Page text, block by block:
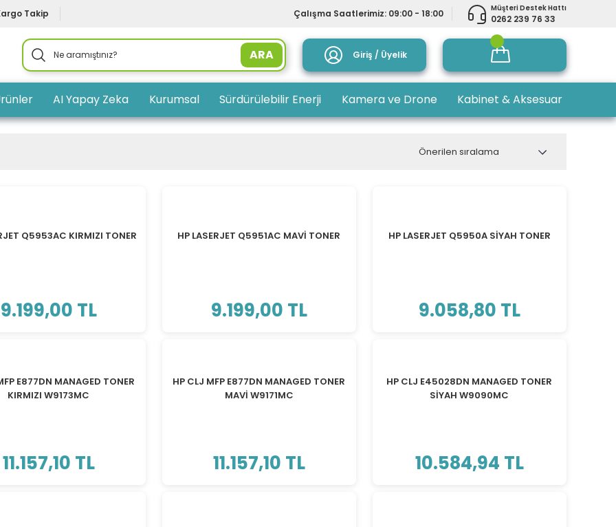
Takip Çalışma Saatlerimiz: 09:00 - 18:00 Müşteri Destek Hattı
0262 239 76 33
ARA Giriş / Üyelik
AI Yapay Zeka Kurumsal Sürdürülebilir Enerji Kamera ve Drone Kabinet & Aksesuar
Q5953AC KIRMIZI TONER
9.199,00 TL
HP LASERJET Q5951AC MAVİ TONER
9.199,00 TL
HP LASERJET Q5950A SİYAH TONER
9.058,80 TL
E877DN MANAGED TONER
KIRMIZI W9173MC
11.157,10 TL
HP CLJ MFP E877DN MANAGED TONER
MAVİ W9171MC
11.157,10 TL
HP CLJ E45028DN MANAGED TONER
SİYAH W9090MC
10.584,94 TL